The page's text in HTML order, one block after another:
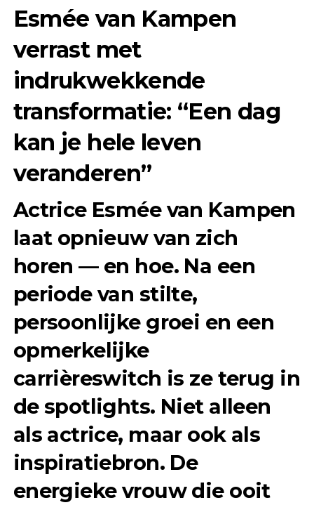
Esmée van Kampen
verrast met
indrukwekkende
transformatie: “Een dag
kan je hele leven
veranderen”
Actrice Esmée van Kampen
laat opnieuw van zich
horen — en hoe. Na een
periode van stilte,
persoonlijke groei en een
opmerkelijke
carrièreswitch is ze terug in
de spotlights. Niet alleen
als actrice, maar ook als
inspiratiebron. De
energieke vrouw die ooit